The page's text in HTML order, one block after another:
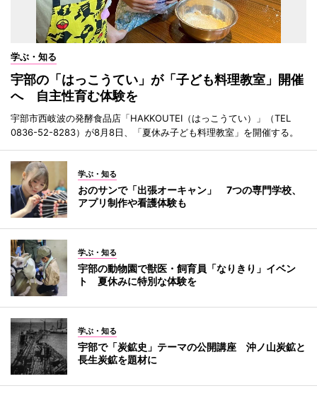
学ぶ・知る
宇部の「はっこうてい」が「子ども料理教室」開催
へ 自主性育む体験を
宇部市西岐波の発酵食品店「HAKKOUTEI（はっこうてい）」（TEL
0836-52-8283）が8月8日、「夏休み子ども料理教室」を開催する。
学ぶ・知る
おのサンで「出張オーキャン」 7つの専門学校、
アプリ制作や看護体験も
学ぶ・知る
宇部の動物園で獣医・飼育員「なりきり」イベン
ト 夏休みに特別な体験を
学ぶ・知る
宇部で「炭鉱史」テーマの公開講座 沖ノ山炭鉱と
長生炭鉱を題材に